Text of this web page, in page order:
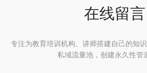
在线留言
专注为教育培训机构、讲师搭建自己的知
私域流量池，创建永久性管